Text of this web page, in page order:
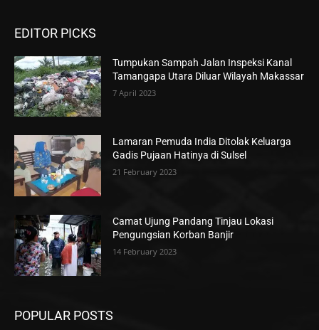
EDITOR PICKS
Tumpukan Sampah Jalan Inspeksi Kanal
Tamangapa Utara Diluar Wilayah Makassar
7 April 2023
Lamaran Pemuda India Ditolak Keluarga
Gadis Pujaan Hatinya di Sulsel
21 February 2023
Camat Ujung Pandang Tinjau Lokasi
Pengungsian Korban Banjir
14 February 2023
POPULAR POSTS